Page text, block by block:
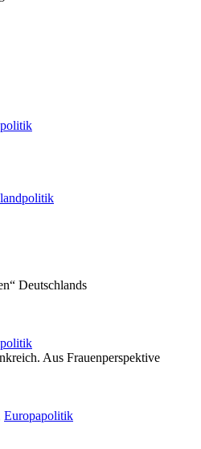
Deutschlands
Aus Frauenperspektive
Europapolitik